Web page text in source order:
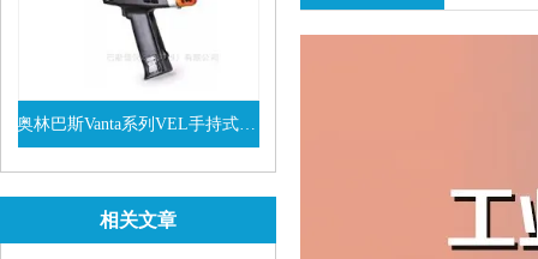
奥林巴斯Vanta系列VEL手持式XRF光谱仪
查看详情
相关文章